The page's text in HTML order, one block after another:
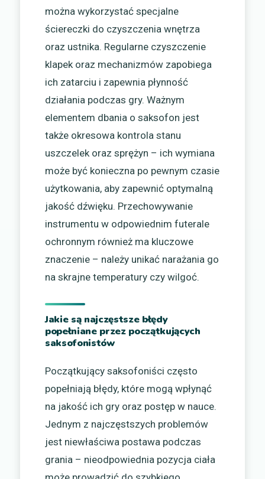
można wykorzystać specjalne
ściereczki do czyszczenia wnętrza
oraz ustnika. Regularne czyszczenie
klapek oraz mechanizmów zapobiega
ich zatarciu i zapewnia płynność
działania podczas gry. Ważnym
elementem dbania o saksofon jest
także okresowa kontrola stanu
uszczelek oraz sprężyn – ich wymiana
może być konieczna po pewnym czasie
użytkowania, aby zapewnić optymalną
jakość dźwięku. Przechowywanie
instrumentu w odpowiednim futerale
ochronnym również ma kluczowe
znaczenie – należy unikać narażania go
na skrajne temperatury czy wilgoć.
Jakie są najczęstsze błędy
popełniane przez początkujących
saksofonistów
Początkujący saksofoniści często
popełniają błędy, które mogą wpłynąć
na jakość ich gry oraz postęp w nauce.
Jednym z najczęstszych problemów
jest niewłaściwa postawa podczas
grania – nieodpowiednia pozycja ciała